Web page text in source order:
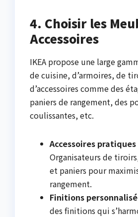
4. Choisir les
Accessoires
IKEA propose une large
de cuisine, d’armoires, de
d’accessoires comme des
paniers de rangement, des
coulissantes, etc.
Accessoires pratiques
Organisateurs de
et paniers pour
rangement.
Finitions
des finitions qui